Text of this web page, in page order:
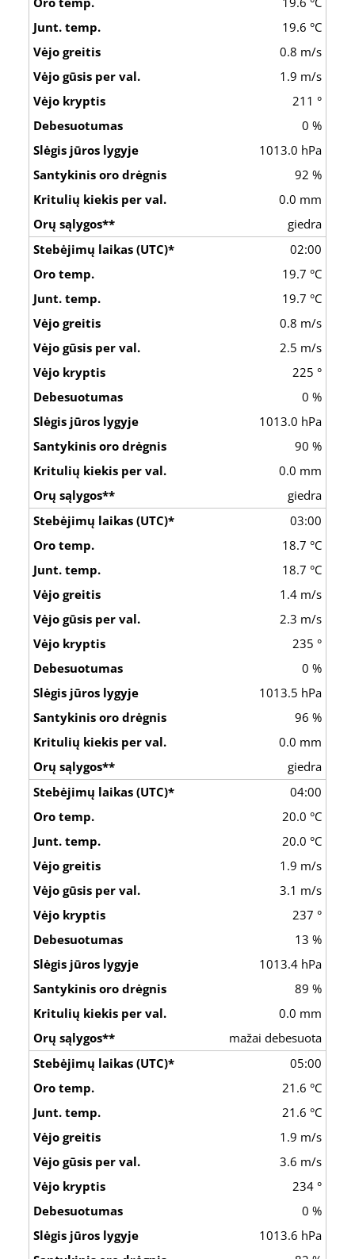
19.6 °C
0.8 m/s
1.9 m/s
211 °
0 %
1013.0 hPa
92 %
0.0 mm
giedra
02:00
19.7 °C
19.7 °C
0.8 m/s
2.5 m/s
225 °
0 %
1013.0 hPa
90 %
0.0 mm
giedra
03:00
18.7 °C
18.7 °C
1.4 m/s
2.3 m/s
235 °
0 %
1013.5 hPa
96 %
0.0 mm
giedra
04:00
20.0 °C
20.0 °C
1.9 m/s
3.1 m/s
237 °
13 %
1013.4 hPa
89 %
0.0 mm
mažai debesuota
05:00
21.6 °C
21.6 °C
1.9 m/s
3.6 m/s
234 °
0 %
1013.6 hPa